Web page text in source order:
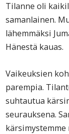
Tilanne oli
samanlainen.
lähemmäksi
Hänestä kauas.
Vaikeuksien
parempia.
suhtautua
seurauksena.